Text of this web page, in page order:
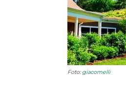
Foto: giacomelli